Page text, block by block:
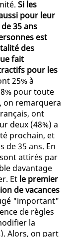
Si les
pour leur
35 ans
est
des
fait
pour les
25% à
pour toute
on remarquera
ont
deux (48%) a
prochain, et
de 35 ans. En
attirés par
davantage
Et le premier
de vacances
"important"
de règles
la
Alors, on part